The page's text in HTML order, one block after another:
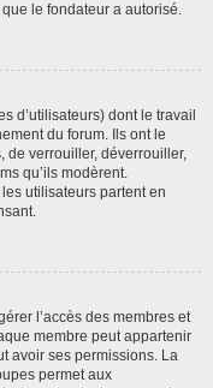
le fondateur a autorisé.
d’utilisateurs) dont le travail
du forum. Ils ont le
de verrouiller, déverrouiller,
qu’ils modèrent.
utilisateurs partent en
l’accès des membres et
membre peut appartenir
avoir ses permissions. La
permet aux